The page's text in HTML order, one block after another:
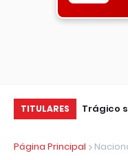
TITULARES
lidera la
rural
Trágico
Página Principal